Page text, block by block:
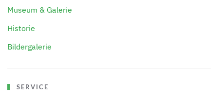
Museum & Galerie
Historie
Bildergalerie
SERVICE